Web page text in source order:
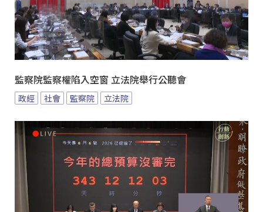
監察院監察權陷入空窗 立法院舉行公聽會
政經 社會 監察院 立法院